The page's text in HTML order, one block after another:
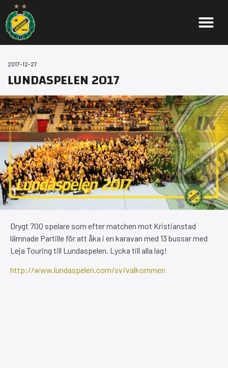
2017-12-27
LUNDASPELEN 2017
Drygt 700 spelare som efter matchen mot Kristianstad
lämnade Partille för att åka i en karavan med 13 bussar med
Leja Touring till Lundaspelen. Lycka till alla lag!
http://www.lundaspelen.com/sv/valkommen